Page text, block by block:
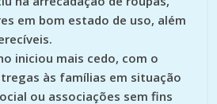
em bom estado de uso, além
iniciou mais cedo, com o
às famílias em situação
ou associações sem fins